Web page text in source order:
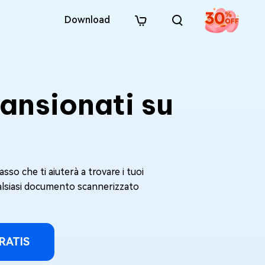
Download
su
che ti aiuterà a trovare i tuoi
documento scannerizzato